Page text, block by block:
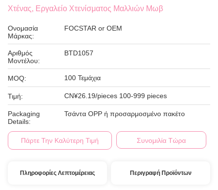
Χτένας, Εργαλείο Χτενίσματος Μαλλιών Μωβ
Ονομασία
Μάρκας:
FOCSTAR or OEM
Αριθμός
Μοντέλου:
BTD1057
MOQ: 100 Τεμάχια
Τιμή: CN¥26.19/pieces 100-999 pieces
Packaging
Details:
Τσάντα OPP ή προσαρμοσμένο πακέτο
Πάρτε Την Καλύτερη Τιμή Συνομιλία Τώρα
Πληροφορίες Λεπτομέρειας Περιγραφή Προϊόντων